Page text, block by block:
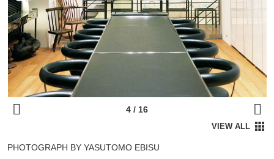
PHOTOGRAPH BY YASUTOMO EBISU